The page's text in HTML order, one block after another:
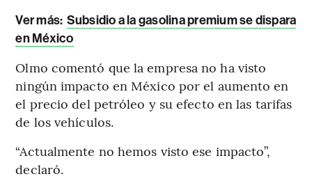
Ver más: Subsidio a la gasolina premium se dispara
en México
Olmo comentó que la empresa no ha visto
ningún impacto en México por el aumento en
el precio del petróleo y su efecto en las tarifas
de los vehículos.
“Actualmente no hemos visto ese impacto”,
declaró.